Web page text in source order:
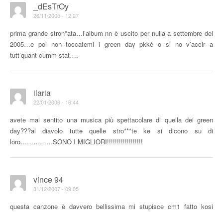
_dEsTrOy
26/11/2005 - 12:27
prima grande stron*ata…l’album nn è uscito per nulla a settembre del
2005…e poi non toccatemi i green day pkkè o si no v’accir a
tutt’quant cumm stat….
ilaria
22/01/2006 - 16:44
avete mai sentito una musica più spettacolare di quella dei green
day???al diavolo tutte quelle stro***te ke si dicono su di
loro……………SONO I MIGLIORI!!!!!!!!!!!!!!!!!!
vince 94
31/12/2007 - 09:05
questa canzone è davvero bellissima mi stupisce cm1 fatto kosi